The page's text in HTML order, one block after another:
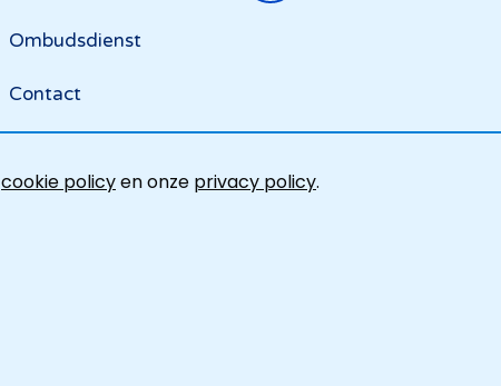
cookie policyen onze privacy policy.
Ombudsdienst
Contact